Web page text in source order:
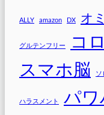
ALLY amazon DX オ
グルテンフリー コ
スマホ脳 ソ
ハラスメント パワ